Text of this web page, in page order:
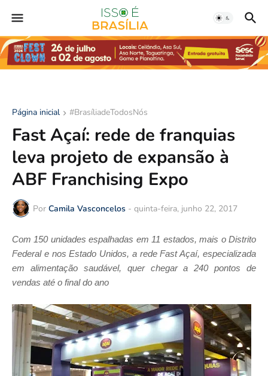
Página inicial #BrasíliadeTodosNós
Fast Açaí: rede de franquias
leva projeto de expansão à
ABF Franchising Expo
Por Camila Vasconcelos - quinta-feira, junho 22, 2017
Com 150 unidades espalhadas em 11 estados, mais o Distrito
Federal e nos Estado Unidos, a rede Fast Açaí, especializada
em alimentação saudável, quer chegar a 240 pontos de
vendas até o final do ano